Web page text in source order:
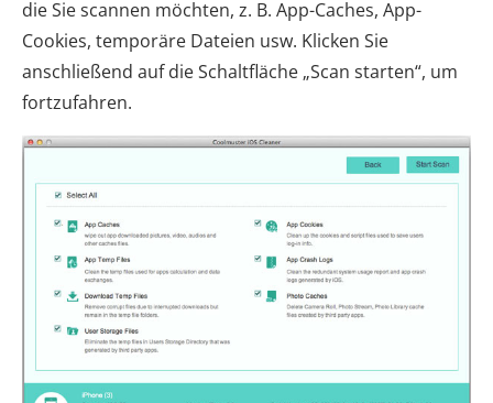
die Sie scannen möchten, z. B. App-Caches, App-
Cookies, temporäre Dateien usw. Klicken Sie
anschließend auf die Schaltfläche „Scan starten“, um
fortzufahren.